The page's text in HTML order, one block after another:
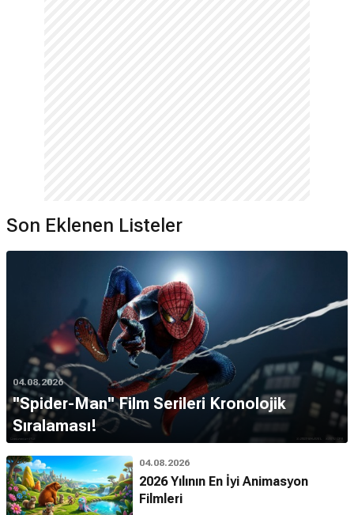
Son Eklenen Listeler
04.08.2026
''Spider-Man'' Film Serileri Kronolojik
Sıralaması!
04.08.2026
2026 Yılının En İyi Animasyon
Filmleri